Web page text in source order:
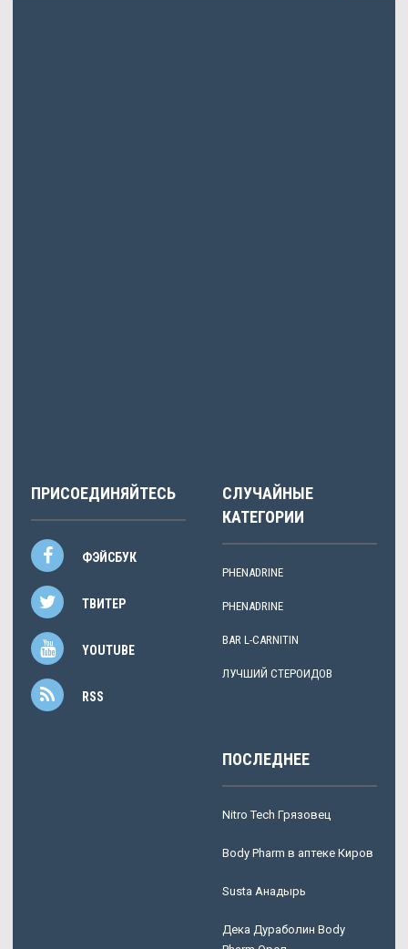
ПРИСОЕДИНЯЙТЕСЬ
ФЭЙСБУК
ТВИТЕР
YOUTUBE
RSS
СЛУЧАЙНЫЕ
КАТЕГОРИИ
PHENADRINE
PHENADRINE
BAR L-CARNITIN
ЛУЧШИЙ СТЕРОИДОВ
ПОСЛЕДНЕЕ
Nitro Tech Грязовец
Body Pharm в аптеке Киров
Susta Анадырь
Дека Дураболин Body